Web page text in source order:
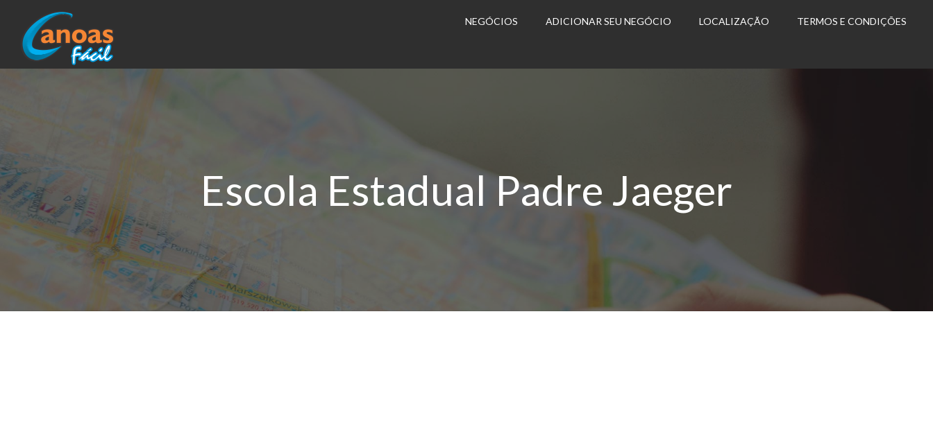
NEGÓCIOS ADICIONAR SEU NEGÓCIO LOCALIZAÇÃO TERMOS E CONDIÇÕES
Escola Estadual Padre Jaeger